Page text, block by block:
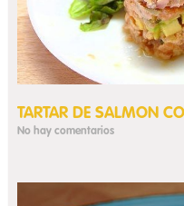
TARTAR DE SALMON
No hay comentarios